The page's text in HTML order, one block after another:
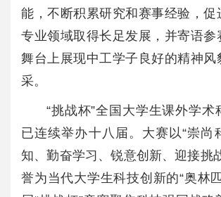
能，不断积累研究和赛事经验，促
专业领域取得长足发展，并寄语参
舞台上展现中工学子良好的精神风
采。
“挑战杯”全国大学生课外学术
已连续举办十八届。大赛以“崇尚
知、勤奋学习、锐意创新、迎接挑
誉为当代大学生科技创新的“奥林